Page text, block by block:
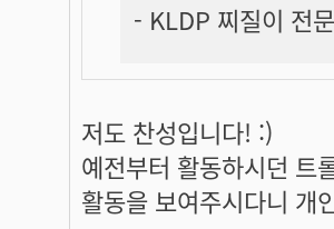
- KLDP 찌질이 전
저도 찬성입니다! :)
예전부터 활동하시던 트
활동을 보여주시다니 개